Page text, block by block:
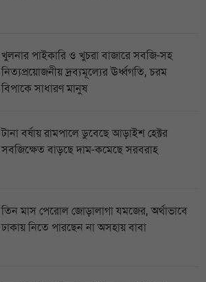
খুলনার পাইকারি ও খুচরা বাজারে সবজি-সহ
নিত্যপ্রয়োজনীয় দ্রব্যমূল্যের ঊর্ধ্বগতি, চরম
বিপাকে সাধারণ মানুষ
টানা বর্ষায় রামপালে ডুবেছে আড়াইশ হেক্টর
সবজিক্ষেত বাড়ছে দাম-কমেছে সরবরাহ
তিন মাস পেরোল জোড়ালাগা যমজের, অর্থাভাবে
ঢাকায় নিতে পারছেন না অসহায় বাবা